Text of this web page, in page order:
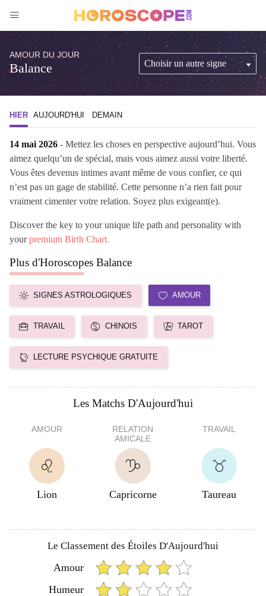
AMOUR DU JOUR
Balance
HIER AUJOURD'HUI DEMAIN
14 mai 2026 - Mettez les choses en perspective aujourd’hui. Vous
aimez quelqu’un de spécial, mais vous aimez aussi votre liberté.
Vous êtes devenus intimes avant même de vous confier, ce qui
n’est pas un gage de stabilité. Cette personne n’a rien fait pour
vraiment cimenter votre relation. Soyez plus exigeant(e).
Discover the key to your unique life path and personality with
yourpremium Birth Chart.
Plus d'Horoscopes Balance
SIGNES ASTROLOGIQUES AMOUR
TRAVAIL CHINOIS TAROT
LECTURE PSYCHIQUE GRATUITE
Les Matchs D'Aujourd'hui
AMOUR
Lion
RELATION
AMICALE
Capricorne
TRAVAIL
Taureau
Le Classement des Étoiles D'Aujourd'hui
Amour
Humeur